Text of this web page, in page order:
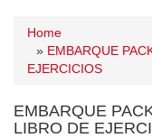
Home
» EMBARQUE
EJERCICIOS
EMBARQUE
LIBRO DE